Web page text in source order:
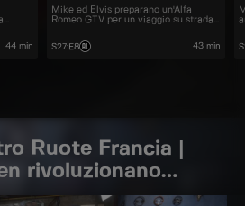
44 min
Mike ed Elvis preparano un'Alfa
Romeo GTV per un viaggio su strada
S27: E8 43 min
Ruote Francia |
rivoluzionano
a prezzi